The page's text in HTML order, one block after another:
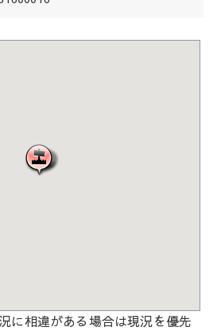
に相違がある場合は現況を優先